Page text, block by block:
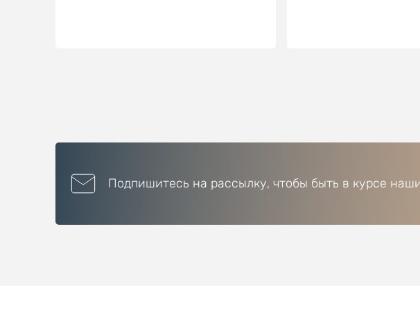
Подпишитесь на рассылку, чтобы быть в курсе